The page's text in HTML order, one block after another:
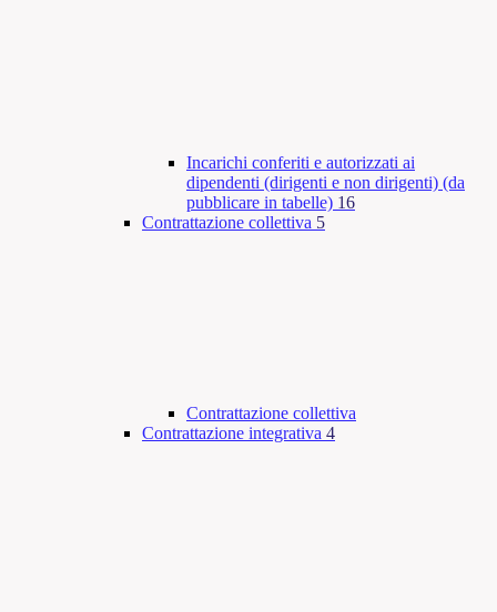
Incarichi conferiti e autorizzati ai
dipendenti (dirigenti e non dirigenti) (da
pubblicare in tabelle) 16
Contrattazione collettiva 5
Contrattazione collettiva
Contrattazione integrativa 4